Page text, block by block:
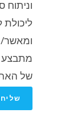
של